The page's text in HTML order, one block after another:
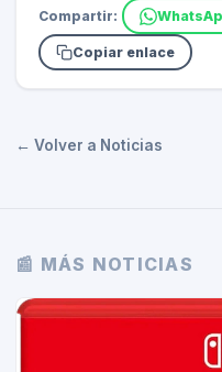
Compartir:
Copiar enlace
← Volver a Noticias
📰 MÁS NOTICIAS